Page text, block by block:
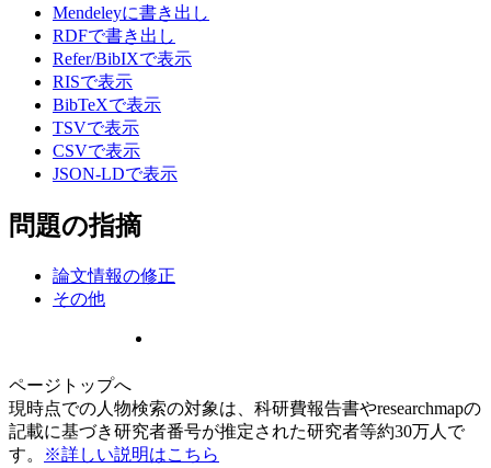
Mendeleyに書き出し
RDFで書き出し
Refer/BibIXで表示
RISで表示
BibTeXで表示
TSVで表示
CSVで表示
JSON-LDで表示
問題の指摘
論文情報の修正
その他
ページトップへ
現時点での人物検索の対象は、科研費報告書やresearchmapの
記載に基づき研究者番号が推定された研究者等約30万人で
す。
※詳しい説明はこちら